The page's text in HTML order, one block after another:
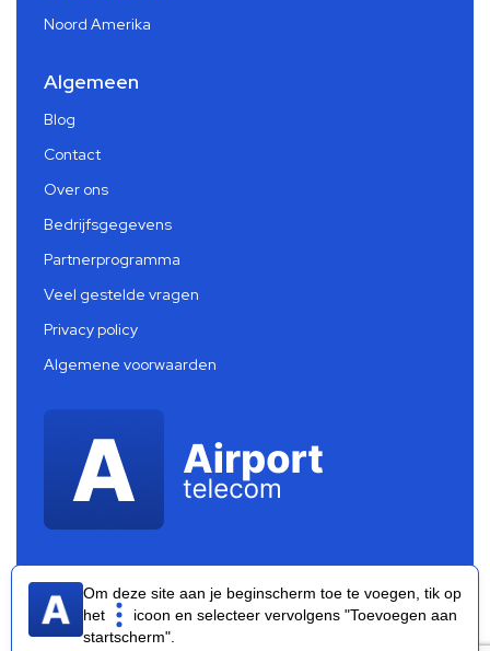
Noord Amerika
Algemeen
Blog
Contact
Over ons
Bedrijfsgegevens
Partnerprogramma
Veel gestelde vragen
Privacy policy
Algemene voorwaarden
Airport Telecom 2026 ®
Om deze site aan je beginscherm toe te voegen, tik op
het
icoon en selecteer vervolgens "Toevoegen aan
startscherm".